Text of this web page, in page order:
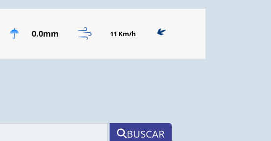
0.0mm 11 Km/h
BUSCAR